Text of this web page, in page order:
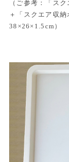
（ご参考：「ス
＋「スクエア収
38×26×1.5cm）